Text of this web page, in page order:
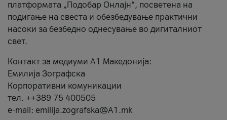
платформата „Подобар Онлајн“, посветена на
подигање на свеста и обезбедување практични
насоки за безбедно однесување во дигиталниот
свет.
Контакт за медиуми А1 Македонија:
Емилија Зографска
Корпоративни комуникации
тел. ++389 75 400505
e-mail: emilija.zografska@A1.mk